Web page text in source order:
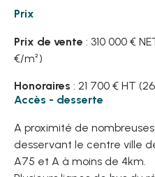
Prix
Prix de vente : 310 000 €
€/m²)
Honoraires : 21 700 € HT
Accès - desserte
A proximité de
desservant le centre ville
A75 et A à moins de 4km.